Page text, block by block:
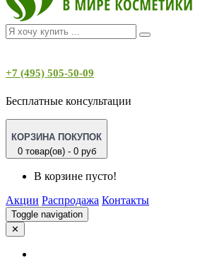
+7 (495) 505-50-09
Бесплатные консультации
КОРЗИНА ПОКУПОК
0 товар(ов) - 0 руб
В корзине пусто!
Акции Распродажа Контакты
Toggle navigation
✕